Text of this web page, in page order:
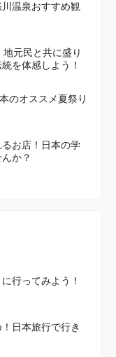
温泉おすすめ観
元民と共に盛り
を体感しよう！
のオススメ夏祭り
お店！日本の学
か？
行ってみよう！
日本旅行で行き